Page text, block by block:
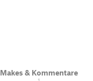
Makes & Kommentare